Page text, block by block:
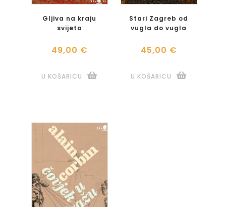
Gljiva na kraju
svijeta
49,00 €
U KOŠARICU
Stari Zagreb od
vugla do vugla
45,00 €
U KOŠARICU